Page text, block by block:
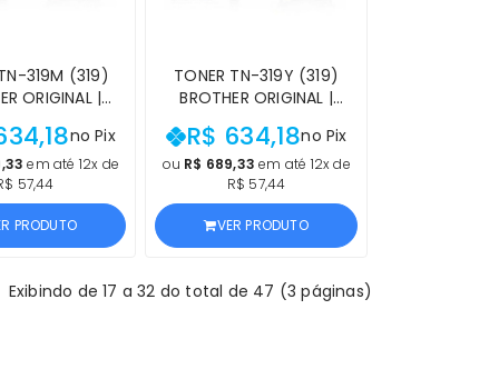
319M (319)
ORIGINAL |
HL-
MAGENTA |
OFICIAL
COM NF E
no Pix
em até 12x de
57,44
PRODUTO
TONER TN-319Y (319)
BROTHER ORIGINAL |
L8850CDW, HL-
L8350CDW AMARELO |
PRODUTO OFICIAL
BROTHER COM NF E
PROCEDÊNCIA
R$ 634,18no Pix
ou R$ 689,33 em até 12x de
R$ 57,44
VER PRODUTO
Exibindo de 17 a 32 do total de 47 (3 páginas)